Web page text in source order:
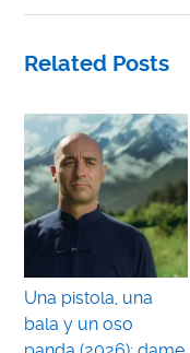
Related Posts
Una pistola, una
bala y un oso